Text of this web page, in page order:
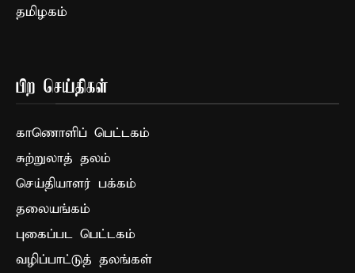
தமிழகம்
பிற செய்திகள்
காணொளிப் பெட்டகம்
சுற்றுலாத் தலம்
செய்தியாளர் பக்கம்
தலையங்கம்
புகைப்பட பெட்டகம்
வழிப்பாட்டுத் தலங்கள்